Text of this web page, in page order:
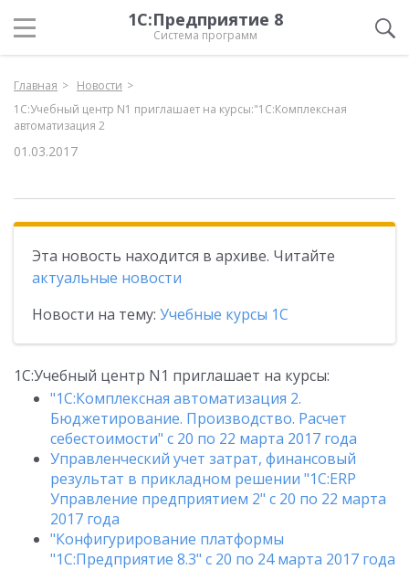
1С:Предприятие 8
Система программ
Главная
Новости
1С:Учебный центр N1 приглашает на курсы:"1С:Комплексная
автоматизация 2
01.03.2017
Эта новость находится в архиве. Читайте
актуальные новости
Новости на тему: Учебные курсы 1С
1С:Учебный центр N1 приглашает на курсы:
"1С:Комплексная автоматизация 2.
Бюджетирование. Производство. Расчет
себестоимости" с 20 по 22 марта 2017 года
Управленческий учет затрат, финансовый
результат в прикладном решении "1С:ERP
Управление предприятием 2" с 20 по 22 марта
2017 года
"Конфигурирование платформы
"1С:Предприятие 8.3" с 20 по 24 марта 2017 года